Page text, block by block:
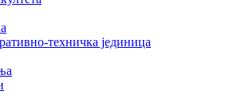
техничка јединица